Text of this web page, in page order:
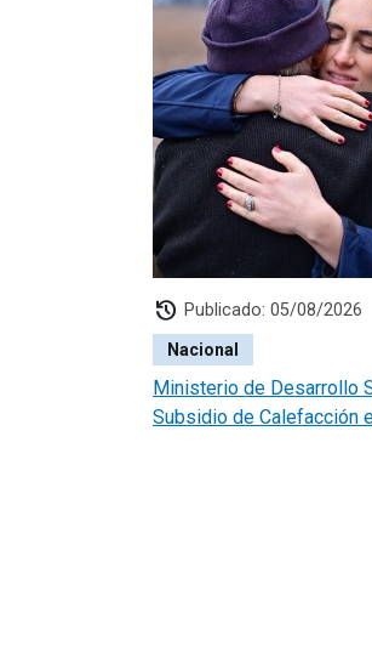
history Publicado: 05/08/2026
Nacional
Ministerio de Desarrollo
Subsidio de Calefacción